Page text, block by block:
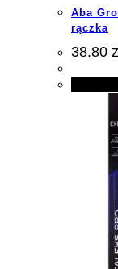
Aba
rączka
38.80